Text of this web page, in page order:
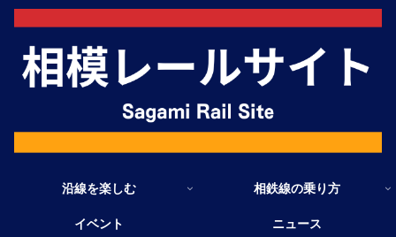
沿線を楽しむ 相鉄線の乗り方
イベント ニュース